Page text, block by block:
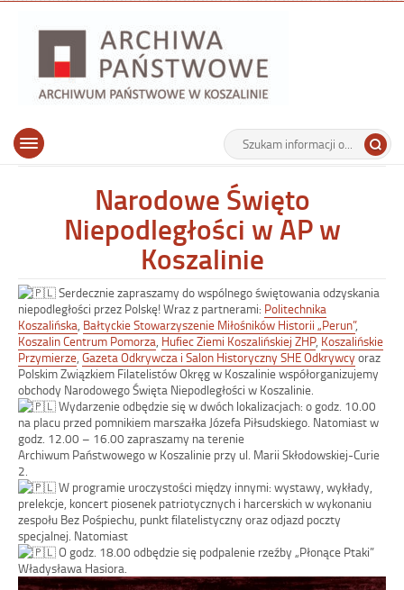
Archiwum Państwowe w Koszalinie
Wyszukiwarka
Tutaj
wpisz
frazę:
Górne
Otwórz
Narodowe Święto
Niepodległości w AP w
Koszalinie
Serdecznie zapraszamy do wspólnego świętowania odzyskania
niepodległości przez Polskę! Wraz z partnerami: Politechnika
Koszalińska, Bałtyckie Stowarzyszenie Miłośników Historii „Perun”,
Koszalin Centrum Pomorza, Hufiec Ziemi Koszalińskiej ZHP, Koszalińskie
Przymierze, Gazeta Odkrywcza i Salon Historyczny SHE Odkrywcy oraz
Polskim Związkiem Filatelistów Okręg w Koszalinie współorganizujemy
obchody Narodowego Święta Niepodległości w Koszalinie.
Wydarzenie odbędzie się w dwóch lokalizacjach: o godz. 10.00
na placu przed pomnikiem marszałka Józefa Piłsudskiego. Natomiast w
godz. 12.00 – 16.00 zapraszamy na terenie
Archiwum Państwowego w Koszalinie przy ul. Marii Skłodowskiej-Curie
2.
W programie uroczystości między innymi: wystawy, wykłady,
prelekcje, koncert piosenek patriotycznych i harcerskich w wykonaniu
zespołu Bez Pośpiechu, punkt filatelistyczny oraz odjazd poczty
specjalnej. Natomiast
O godz. 18.00 odbędzie się podpalenie rzeźby „Płonące Ptaki”
Władysława Hasiora.